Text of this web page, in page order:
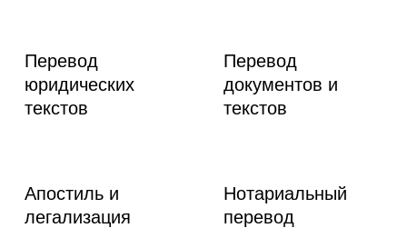
Перевод
юридических
текстов
Перевод
документов и
текстов
Апостиль и
легализация
Нотариальный
перевод